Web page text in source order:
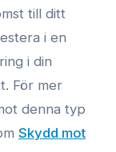
till ditt
i en
i din
För mer
denna typ
Skydd mot